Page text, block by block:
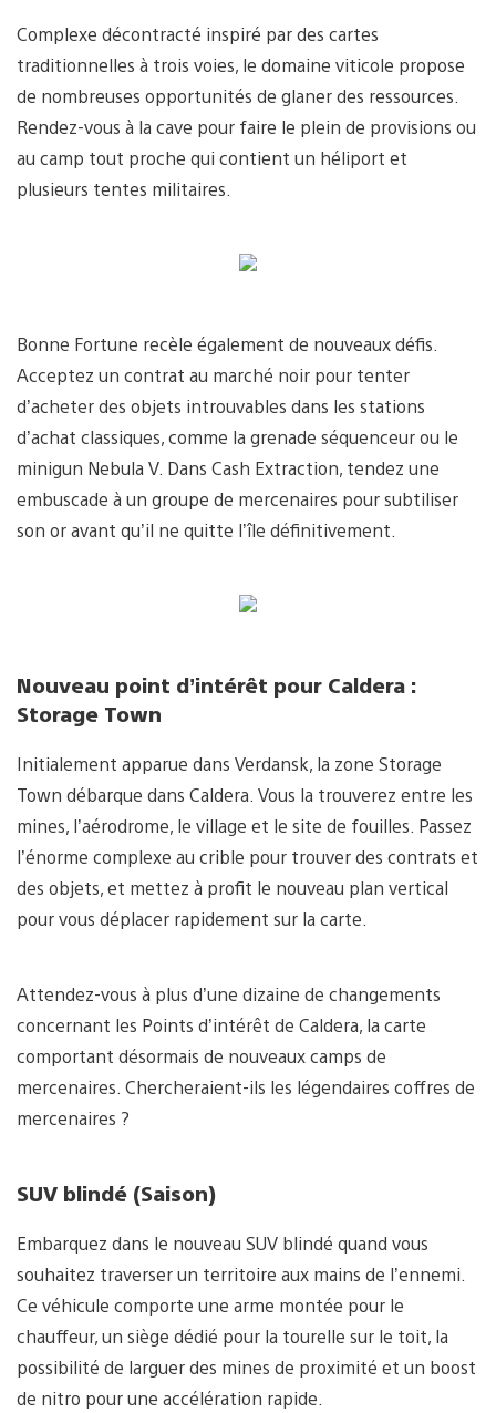
Complexe décontracté inspiré par des cartes
traditionnelles à trois voies, le domaine viticole propose
de nombreuses opportunités de glaner des ressources.
Rendez-vous à la cave pour faire le plein de provisions ou
au camp tout proche qui contient un héliport et
plusieurs tentes militaires.
Bonne Fortune recèle également de nouveaux défis.
Acceptez un contrat au marché noir pour tenter
d’acheter des objets introuvables dans les stations
d’achat classiques, comme la grenade séquenceur ou le
minigun Nebula V. Dans Cash Extraction, tendez une
embuscade à un groupe de mercenaires pour subtiliser
son or avant qu’il ne quitte l’île définitivement.
Nouveau point d’intérêt pour Caldera :
Storage Town
Initialement apparue dans Verdansk, la zone Storage
Town débarque dans Caldera. Vous la trouverez entre les
mines, l’aérodrome, le village et le site de fouilles. Passez
l’énorme complexe au crible pour trouver des contrats et
des objets, et mettez à profit le nouveau plan vertical
pour vous déplacer rapidement sur la carte.
Attendez-vous à plus d’une dizaine de changements
concernant les Points d’intérêt de Caldera, la carte
comportant désormais de nouveaux camps de
mercenaires. Chercheraient-ils les légendaires coffres de
mercenaires ?
SUV blindé (Saison)
Embarquez dans le nouveau SUV blindé quand vous
souhaitez traverser un territoire aux mains de l’ennemi.
Ce véhicule comporte une arme montée pour le
chauffeur, un siège dédié pour la tourelle sur le toit, la
possibilité de larguer des mines de proximité et un boost
de nitro pour une accélération rapide.